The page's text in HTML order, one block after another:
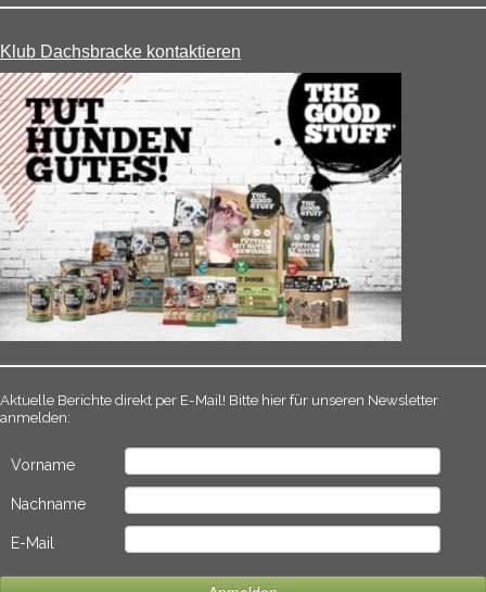
Klub Dachsbracke kontaktieren
Aktuelle Berichte direkt per E-Mail! Bitte hier für unseren Newsletter
anmelden:
Vorname
Nachname
E-Mail